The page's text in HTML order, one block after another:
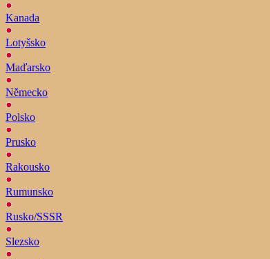
Kanada
Lotyšsko
Maďarsko
Německo
Polsko
Prusko
Rakousko
Rumunsko
Rusko/SSSR
Slezsko